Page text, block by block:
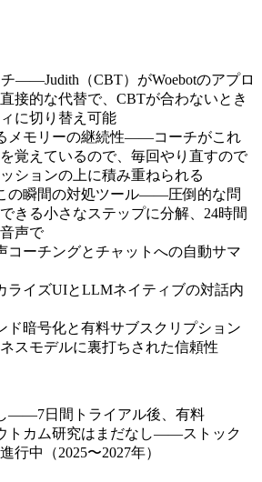
——Judith（CBT）がWoebotのアプロ
接的な代替で、CBTが合わないとき
に切り替え可能
メモリーの継続性——コーチがこれ
覚えているので、毎回やり直すので
ションの上に積み重ねられる
の瞬間の対処ツール——圧倒的な問
きる小さなステップに分解、24時間
声で
コーチングとチャットへの自動サマ
ライズUIとLLMネイティブの対話内
ド暗号化と有料サブスクリプション
スモデルに裏打ちされた信頼性
——7日間トライアル後、有料
トカム研究はまだなし——ストック
行中（2025〜2027年）